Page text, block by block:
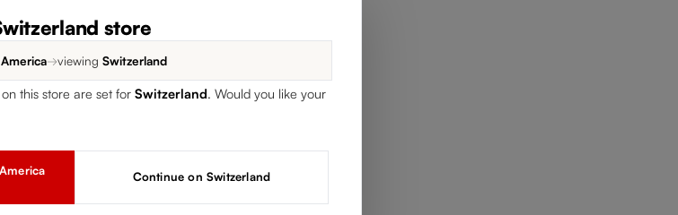
store
→viewing Switzerland
this store are set for Switzerland . Would you like your
Continue on Switzerland